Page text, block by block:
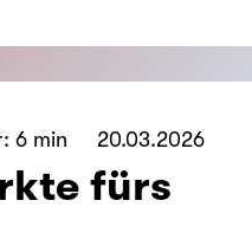
fürs
20.03.2026
6 min